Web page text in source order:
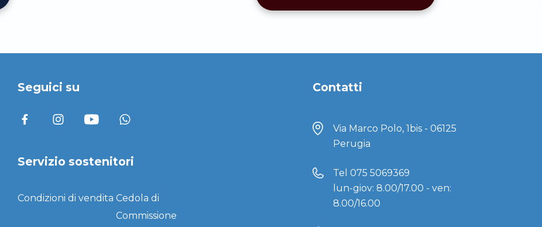
Seguici su
Servizio sostenitori
Condizioni di vendita Cedola di
Commissione
Contatti
Via Marco Polo, 1bis - 06125
Perugia
Tel 075 5069369
lun-giov: 8.00/17.00 - ven:
8.00/16.00